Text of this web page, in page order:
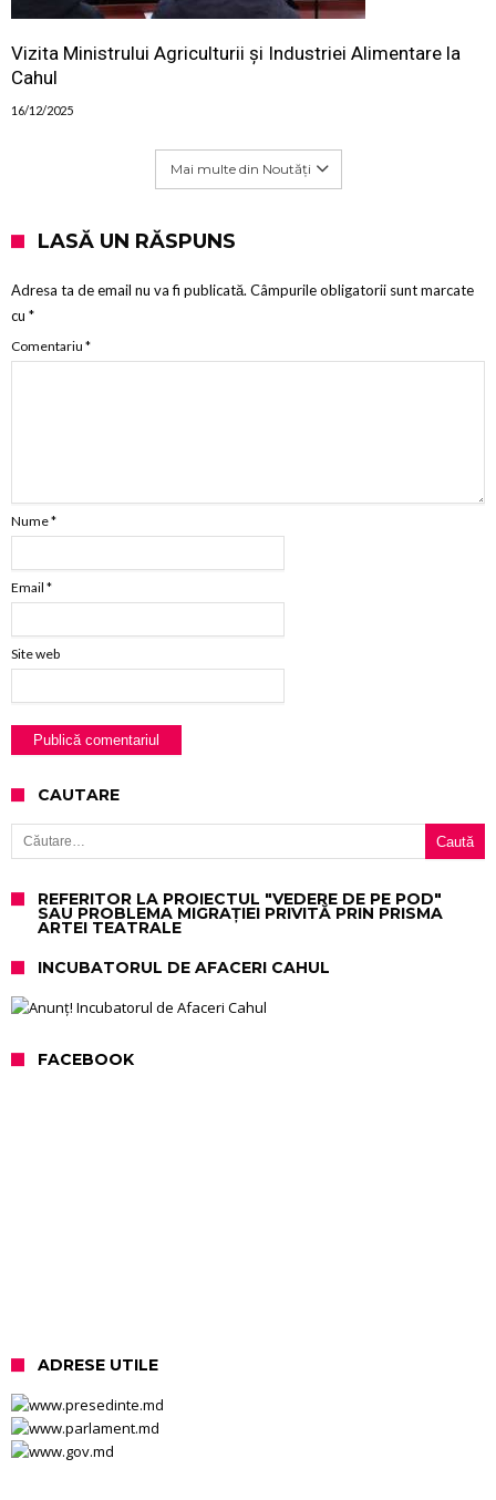
Vizita Ministrului Agriculturii și Industriei Alimentare la
Cahul
16/12/2025
Mai multe din Noutăți
LASĂ UN RĂSPUNS
Adresa ta de email nu va fi publicată. Câmpurile obligatorii sunt marcate
cu *
Comentariu *
Nume*
Email *
Site web
CAUTARE
Caută după:
REFERITOR LA PROIECTUL "VEDERE DE PE POD"
SAU PROBLEMA MIGRAȚIEI PRIVITĂ PRIN PRISMA
ARTEI TEATRALE
INCUBATORUL DE AFACERI CAHUL
FACEBOOK
ADRESE UTILE